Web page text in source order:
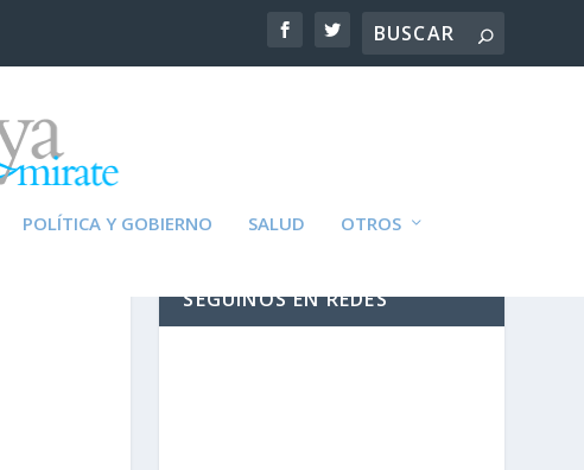
POLÍTICA Y GOBIERNO SALUD OTROS
SEGUINOS EN REDES